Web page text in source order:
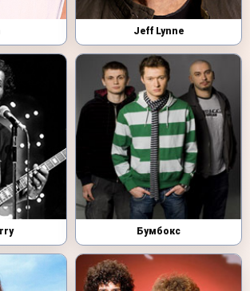
Jeff Lynne
Бумбокс